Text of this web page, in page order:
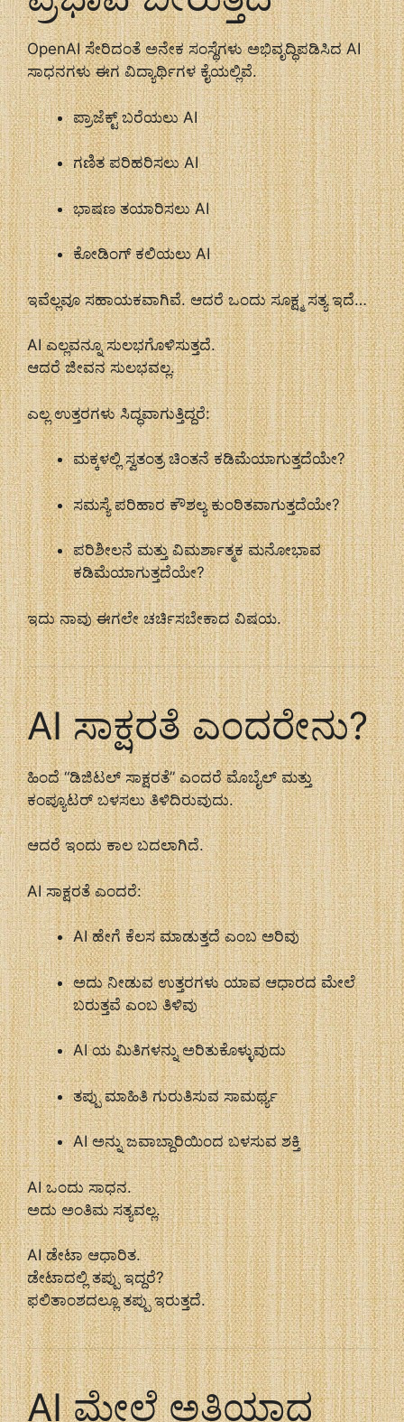
OpenAIಸೇರಿದಂತೆ ಅನೇಕ ಸಂಸ್ಥೆಗಳು ಅಭಿವೃದ್ಧಿಪಡಿಸಿದ AI
ಸಾಧನಗಳು ಈಗ ವಿದ್ಯಾರ್ಥಿಗಳ ಕೈಯಲ್ಲಿವೆ.
ಪ್ರಾಜೆಕ್ಟ್ ಬರೆಯಲು AI
ಗಣಿತ ಪರಿಹರಿಸಲು AI
ಭಾಷಣ ತಯಾರಿಸಲು AI
ಕೋಡಿಂಗ್ ಕಲಿಯಲು AI
ಇವೆಲ್ಲವೂ ಸಹಾಯಕವಾಗಿವೆ. ಆದರೆ ಒಂದು ಸೂಕ್ಷ್ಮ ಸತ್ಯ ಇದೆ…
AI ಎಲ್ಲವನ್ನೂ ಸುಲಭಗೊಳಿಸುತ್ತದೆ.
ಆದರೆ ಜೀವನ ಸುಲಭವಲ್ಲ.
ಎಲ್ಲ ಉತ್ತರಗಳು ಸಿದ್ಧವಾಗುತ್ತಿದ್ದರೆ:
ಮಕ್ಕಳಲ್ಲಿ ಸ್ವತಂತ್ರ ಚಿಂತನೆ ಕಡಿಮೆಯಾಗುತ್ತದೆಯೇ?
ಸಮಸ್ಯೆ ಪರಿಹಾರ ಕೌಶಲ್ಯ ಕುಂಠಿತವಾಗುತ್ತದೆಯೇ?
ಪರಿಶೀಲನೆ ಮತ್ತು ವಿಮರ್ಶಾತ್ಮಕ ಮನೋಭಾವ
ಕಡಿಮೆಯಾಗುತ್ತದೆಯೇ?
ಇದು ನಾವು ಈಗಲೇ ಚರ್ಚಿಸಬೇಕಾದ ವಿಷಯ.
AI ಸಾಕ್ಷರತೆ ಎಂದರೇನು?
ಹಿಂದೆ “ಡಿಜಿಟಲ್ ಸಾಕ್ಷರತೆ” ಎಂದರೆ ಮೊಬೈಲ್ ಮತ್ತು
ಕಂಪ್ಯೂಟರ್ ಬಳಸಲು ತಿಳಿದಿರುವುದು.
ಆದರೆ ಇಂದು ಕಾಲ ಬದಲಾಗಿದೆ.
AI ಸಾಕ್ಷರತೆ ಎಂದರೆ:
AI ಹೇಗೆ ಕೆಲಸ ಮಾಡುತ್ತದೆ ಎಂಬ ಅರಿವು
ಅದು ನೀಡುವ ಉತ್ತರಗಳು ಯಾವ ಆಧಾರದ ಮೇಲೆ
ಬರುತ್ತವೆ ಎಂಬ ತಿಳಿವು
AI ಯ ಮಿತಿಗಳನ್ನು ಅರಿತುಕೊಳ್ಳುವುದು
ತಪ್ಪು ಮಾಹಿತಿ ಗುರುತಿಸುವ ಸಾಮರ್ಥ್ಯ
AI ಅನ್ನು ಜವಾಬ್ದಾರಿಯಿಂದ ಬಳಸುವ ಶಕ್ತಿ
AI ಒಂದು ಸಾಧನ.
ಅದು ಅಂತಿಮ ಸತ್ಯವಲ್ಲ.
AI ಡೇಟಾ ಆಧಾರಿತ.
ಡೇಟಾದಲ್ಲಿ ತಪ್ಪು ಇದ್ದರೆ?
ಫಲಿತಾಂಶದಲ್ಲೂ ತಪ್ಪು ಇರುತ್ತದೆ.
AI ಮೇಲೆ ಅತಿಯಾದ